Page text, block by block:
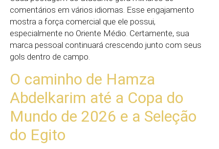
comentários em vários idiomas. Esse engajamento
mostra a força comercial que ele possui,
especialmente no Oriente Médio. Certamente, sua
marca pessoal continuará crescendo junto com seus
gols dentro de campo.
O caminho de Hamza
Abdelkarim até a Copa do
Mundo de 2026 e a Seleção
do Egito